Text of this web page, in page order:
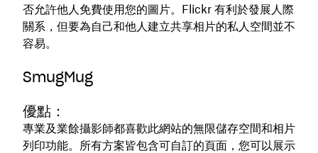
否允許他人免費使用您的圖片。Flickr 有利於發展人際
關系，但要為自己和他人建立共享相片的私人空間並不
容易。
SmugMug
優點：
專業及業餘攝影師都喜歡此網站的無限儲存空間和相片
列印功能。所有方案皆包含可自訂的頁面，您可以展示